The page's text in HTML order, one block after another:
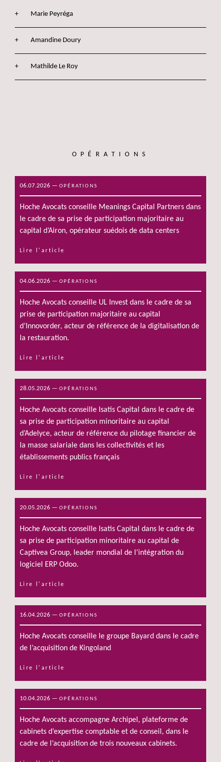
Marie Peyréga
Amandine Doury
Mathilde Le Roy
OPÉRATIONS
06.07.2026 — OPÉRATIONS
Hoche Avocats conseille Meanings Capital Partners dans
le cadre de sa prise de participation majoritaire au
capital d’Airon, opérateur suédois de data centers
Lire l'article
04.06.2026 — OPÉRATIONS
Hoche Avocats conseille UL Invest dans le cadre de sa
prise de participation majoritaire au capital
d’Innovorder, acteur de référence de la digitalisation de
la restauration.
Lire l'article
28.05.2026 — OPÉRATIONS
Hoche Avocats conseille Isatis Capital dans le cadre de
sa prise de participation minoritaire au capital
d’Adelyce, acteur de référence du pilotage financier de
la masse salariale dans les collectivités et les
établissements publics français
Lire l'article
20.05.2026 — OPÉRATIONS
Hoche Avocats conseille Isatis Capital dans le cadre de
sa prise de participation minoritaire au capital de
Captivea Group, leader mondial de l’intégration du
logiciel ERP Odoo.
Lire l'article
16.04.2026 — OPÉRATIONS
Hoche Avocats conseille le groupe Bayard dans le cadre
de l’acquisition de Kingoland
Lire l'article
10.04.2026 — OPÉRATIONS
Hoche Avocats accompagne Archipel, plateforme de
cabinets d’expertise comptable et de conseil, dans le
cadre de l’acquisition de trois nouveaux cabinets.